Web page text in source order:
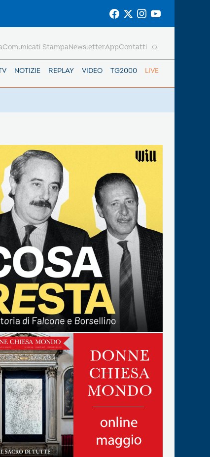
NOTIZIE REPLAY VIDEO TG2000 LIVE
Comunicati StampaNewsletterAppContatti